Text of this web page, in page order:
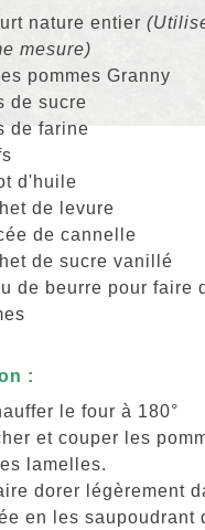
nature entier
mesure)
pommes Granny
de sucre
de farine
d'huile
de levure
de cannelle
de sucre vanillé
de beurre pour faire
:
le four à 180°
et couper les
lamelles.
dorer légèrement
en les saupoudrant